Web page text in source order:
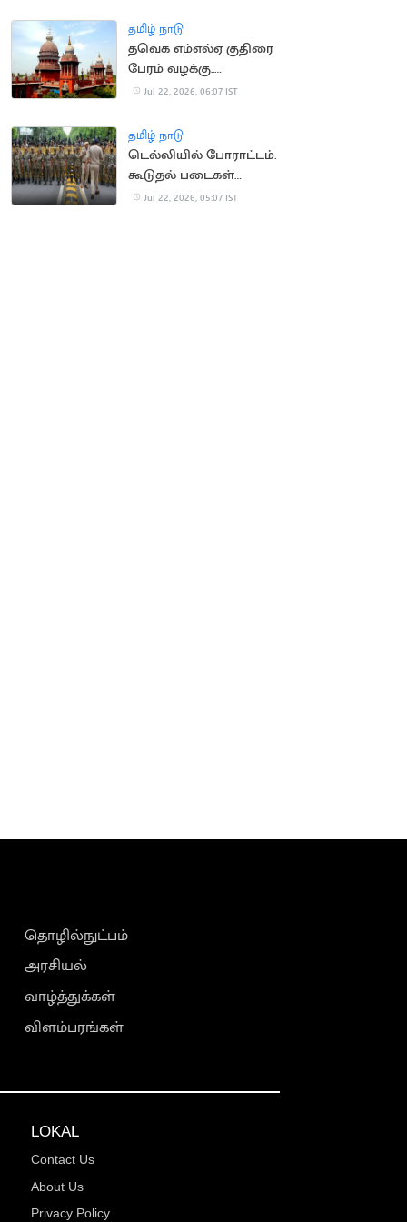
தமிழ் நாடு
தவெக எம்எல்ஏ குதிரை
பேரம் வழக்கு..
காவல்துறைக்கு
Jul 22, 2026, 06:07 IST
தமிழ் நாடு
டெல்லியில் போராட்டம்:
கூடுதல் படைகள்
வரவழைப்பு
Jul 22, 2026, 05:07 IST
தொழில்நுட்பம்
அரசியல்
வாழ்த்துக்கள்
விளம்பரங்கள்
LOKAL
Contact Us
About Us
Privacy Policy